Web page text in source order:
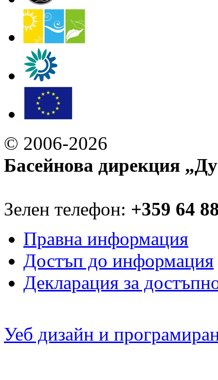
© 2006-2026
Басейнова дирекция
Зелен телефон: +359 64
Правна информация
Достъп до информация
Декларация за
Уеб дизайн и